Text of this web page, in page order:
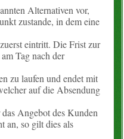
Alternativen vor,
zustande, in dem eine
eintritt. Die Frist zur
Tag nach der
laufen und endet mit
auf die Absendung
Angebot des Kunden
an, so gilt dies als